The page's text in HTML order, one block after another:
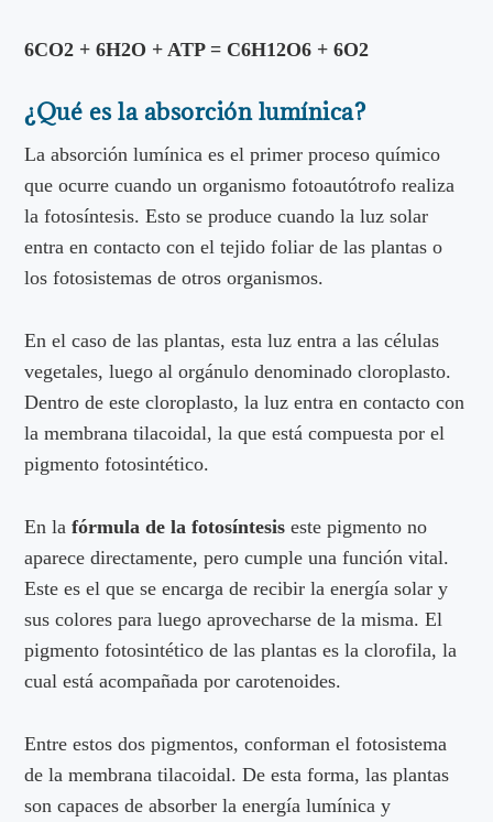
6CO2 + 6H2O + ATP = C6H12O6 + 6O2
¿Qué es la absorción lumínica?
La absorción lumínica es el primer proceso químico
que ocurre cuando un organismo fotoautótrofo realiza
la fotosíntesis. Esto se produce cuando la luz solar
entra en contacto con el tejido foliar de las plantas o
los fotosistemas de otros organismos.
En el caso de las plantas, esta luz entra a las células
vegetales, luego al orgánulo denominado cloroplasto.
Dentro de este cloroplasto, la luz entra en contacto con
la membrana tilacoidal, la que está compuesta por el
pigmento fotosintético.
En lafórmula de la fotosíntesis este pigmento no
aparece directamente, pero cumple una función vital.
Este es el que se encarga de recibir la energía solar y
sus colores para luego aprovecharse de la misma. El
pigmento fotosintético de las plantas es la clorofila, la
cual está acompañada por carotenoides.
Entre estos dos pigmentos, conforman el fotosistema
de la membrana tilacoidal. De esta forma, las plantas
son capaces de absorber la energía lumínica y